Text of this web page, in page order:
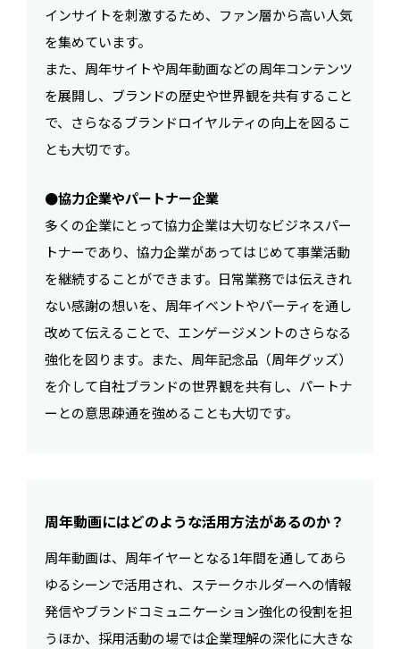
インサイトを刺激するため、ファン層から高い人気
を集めています。
また、周年サイトや周年動画などの周年コンテンツ
を展開し、ブランドの歴史や世界観を共有すること
で、さらなるブランドロイヤルティの向上を図るこ
とも大切です。
●協力企業やパートナー企業
多くの企業にとって協力企業は大切なビジネスパー
トナーであり、協力企業があってはじめて事業活動
を継続することができます。日常業務では伝えきれ
ない感謝の想いを、周年イベントやパーティを通し
改めて伝えることで、エンゲージメントのさらなる
強化を図ります。また、周年記念品（周年グッズ）
を介して自社ブランドの世界観を共有し、パートナ
ーとの意思疎通を強めることも大切です。
周年動画にはどのような活用方法があるのか？
周年動画は、周年イヤーとなる1年間を通してあら
ゆるシーンで活用され、ステークホルダーへの情報
発信やブランドコミュニケーション強化の役割を担
うほか、採用活動の場では企業理解の深化に大きな